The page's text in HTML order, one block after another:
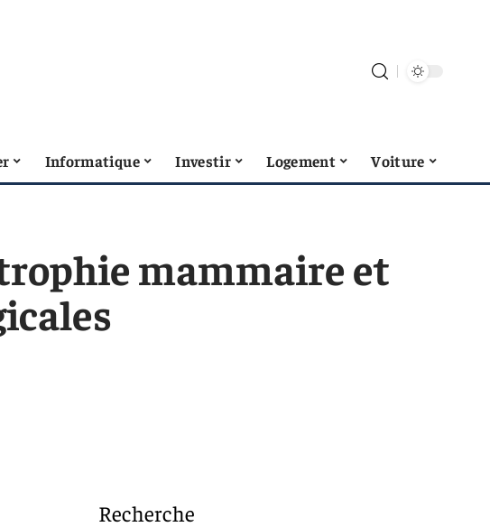
Informatique Investir Logement Voiture
mammaire et
Recherche